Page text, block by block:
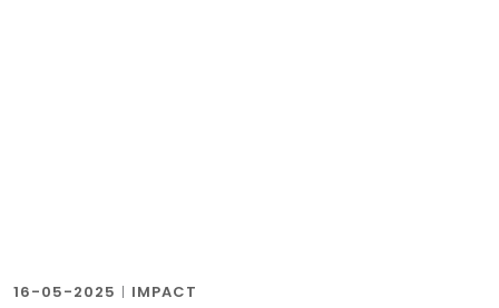
16-05-2025 | IMPACT